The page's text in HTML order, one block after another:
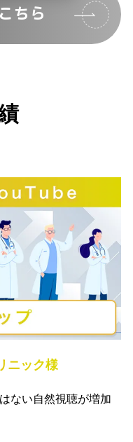
ちら
ニック様
ない自然視聴が増加